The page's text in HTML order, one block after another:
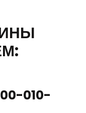
010-